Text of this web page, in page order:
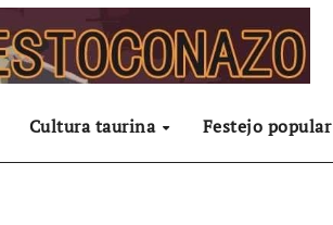
Cultura taurina Festejo popular